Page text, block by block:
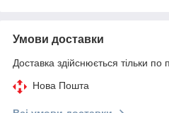
Умови доставки
Доставка здійснюється тільки по
Нова Пошта